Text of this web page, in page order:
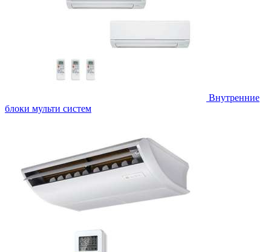
Внутренние
блоки мульти систем